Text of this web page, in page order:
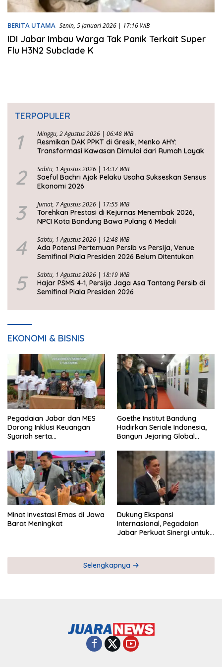
BERITA UTAMA Senin, 5 Januari 2026 | 17:16 WIB
IDI Jabar Imbau Warga Tak Panik Terkait Super
Flu H3N2 Subclade K
TERPOPULER
1 Minggu, 2 Agustus 2026 | 06:48 WIB
Resmikan DAK PPKT di Gresik, Menko AHY:
Transformasi Kawasan Dimulai dari Rumah Layak
2 Sabtu, 1 Agustus 2026 | 14:37 WIB
Saeful Bachri Ajak Pelaku Usaha Sukseskan Sensus
Ekonomi 2026
3 Jumat, 7 Agustus 2026 | 17:55 WIB
Torehkan Prestasi di Kejurnas Menembak 2026,
NPCI Kota Bandung Bawa Pulang 6 Medali
4 Sabtu, 1 Agustus 2026 | 12:48 WIB
Ada Potensi Pertemuan Persib vs Persija, Venue
Semifinal Piala Presiden 2026 Belum Ditentukan
5 Sabtu, 1 Agustus 2026 | 18:19 WIB
Hajar PSMS 4-1, Persija Jaga Asa Tantang Persib di
Semifinal Piala Presiden 2026
EKONOMI & BISNIS
Pegadaian Jabar dan MES
Dorong Inklusi Keuangan
Syariah serta
Goethe Institut Bandung
Hadirkan Seriale Indonesia,
Bangun Jejaring Global
Minat Investasi Emas di Jawa
Barat Meningkat
Dukung Ekspansi
Internasional, Pegadaian
Jabar Perkuat Sinergi untuk
Selengkapnya